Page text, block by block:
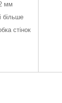
мм
більше
стінок